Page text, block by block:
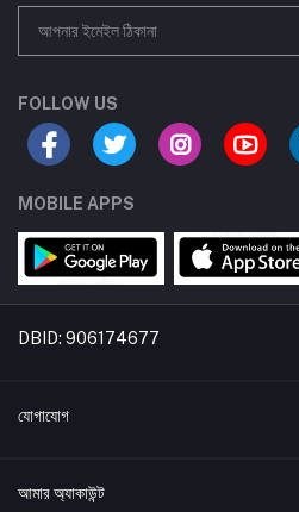
FOLLOW US
MOBILE APPS
DBID: 906174677
একটি বিডিকৃষি উদ্যোগ
যোগাযোগ
*ঠিকানা:
আমার অ্যাকাউন্ট